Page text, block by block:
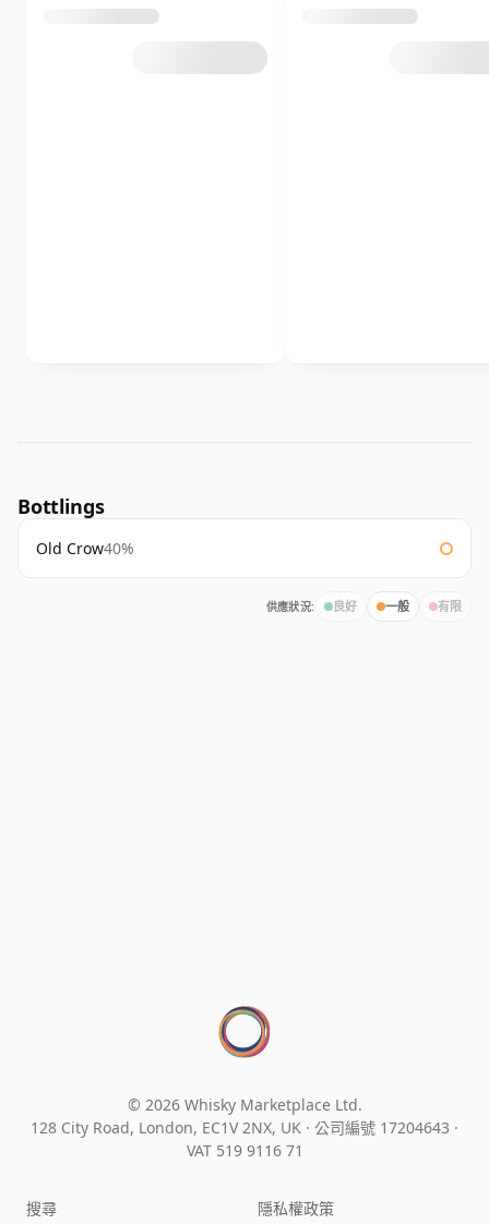
Bottlings
Old Crow40%
供應狀況: 良好 一般 有限
© 2026 Whisky Marketplace Ltd.
128 City Road, London, EC1V 2NX, UK · 公司編號 17204643 ·
VAT 519 9116 71
搜尋 隱私權政策